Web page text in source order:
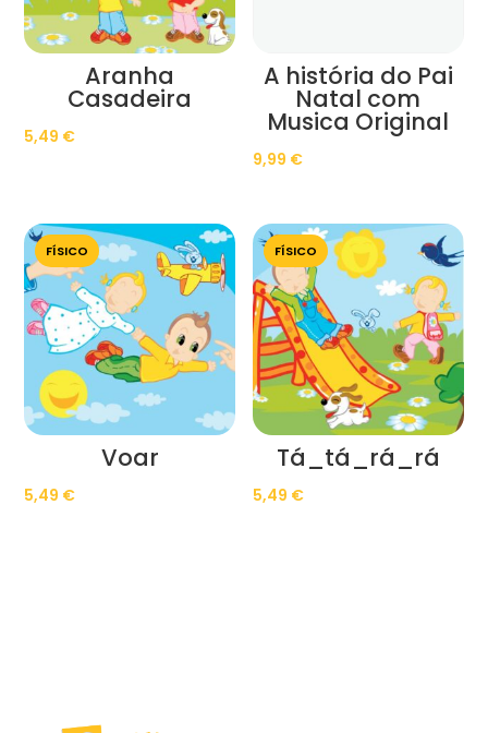
Aranha
Casadeira
5,49 €
A história do Pai
Natal com
Musica Original
9,99 €
FÍSICO
Voar
5,49 €
FÍSICO
Tá_tá_rá_rá
5,49 €